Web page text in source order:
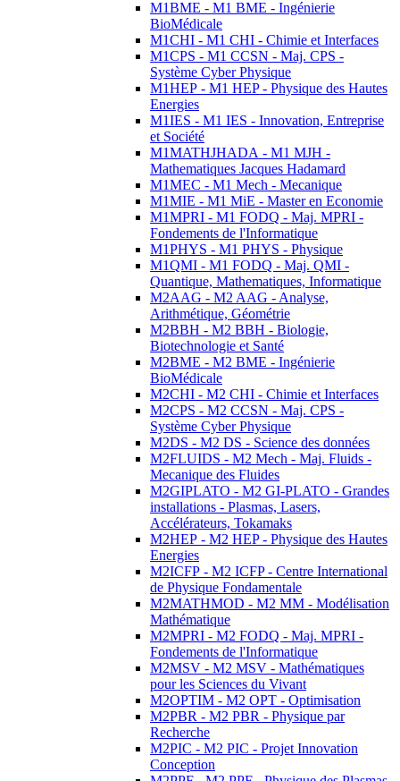
M1BME - M1 BME - Ingénierie
BioMédicale
M1CHI - M1 CHI - Chimie et Interfaces
M1CPS - M1 CCSN - Maj. CPS -
Système Cyber Physique
M1HEP - M1 HEP - Physique des Hautes
Energies
M1IES - M1 IES - Innovation, Entreprise
et Société
M1MATHJHADA - M1 MJH -
Mathematiques Jacques Hadamard
M1MEC - M1 Mech - Mecanique
M1MIE - M1 MiE - Master en Economie
M1MPRI - M1 FODQ - Maj. MPRI -
Fondements de l'Informatique
M1PHYS - M1 PHYS - Physique
M1QMI - M1 FODQ - Maj. QMI -
Quantique, Mathematiques, Informatique
M2AAG - M2 AAG - Analyse,
Arithmétique, Géométrie
M2BBH - M2 BBH - Biologie,
Biotechnologie et Santé
M2BME - M2 BME - Ingénierie
BioMédicale
M2CHI - M2 CHI - Chimie et Interfaces
M2CPS - M2 CCSN - Maj. CPS -
Système Cyber Physique
M2DS - M2 DS - Science des données
M2FLUIDS - M2 Mech - Maj. Fluids -
Mecanique des Fluides
M2GIPLATO - M2 GI-PLATO - Grandes
installations - Plasmas, Lasers,
Accélérateurs, Tokamaks
M2HEP - M2 HEP - Physique des Hautes
Energies
M2ICFP - M2 ICFP - Centre International
de Physique Fondamentale
M2MATHMOD - M2 MM - Modélisation
Mathématique
M2MPRI - M2 FODQ - Maj. MPRI -
Fondements de l'Informatique
M2MSV - M2 MSV - Mathématiques
pour les Sciences du Vivant
M2OPTIM - M2 OPT - Optimisation
M2PBR - M2 PBR - Physique par
Recherche
M2PIC - M2 PIC - Projet Innovation
Conception